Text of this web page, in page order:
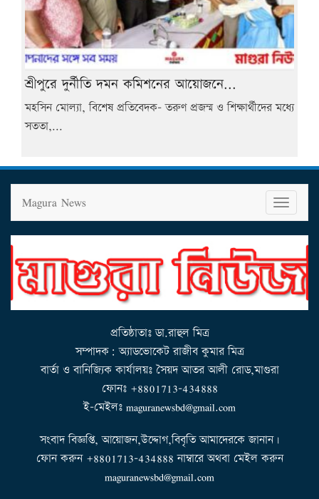
শ্রীপুরে দুর্নীতি দমন কমিশনের আয়োজনে...
মহসিন মোল্যা, বিশেষ প্রতিবেদক- তরুণ প্রজন্ম ও শিক্ষার্থীদের মধ্যে
সততা,...
T
o
g
l
n
g
a
t
o
n
Magura News
প্রতিষ্ঠাতাঃ ডা.রাহুল মিত্র
সম্পাদক: অ্যাডভোকেট রাজীব কুমার মিত্র
বার্তা ও বানিজ্যিক কার্যালয়ঃ সৈয়দ আতর আলী রোড,মাগুরা
ফোনঃ +8801713-434888
ই-মেইলঃ maguranewsbd@gmail.com
সংবাদ বিজ্ঞপ্তি, আয়োজন,উদ্দোগ,বিবৃতি আমাদেরকে জানান।
ফোন করুন +8801713-434888 নাম্বারে অথবা মেইল করুন
maguranewsbd@gmail.com